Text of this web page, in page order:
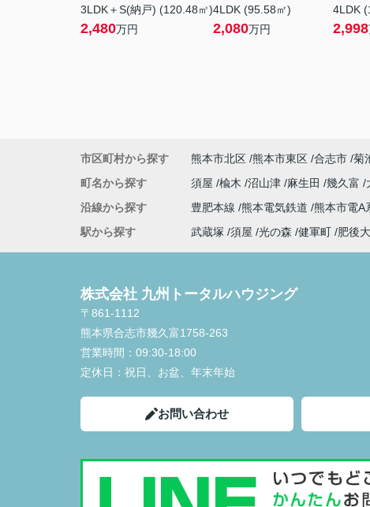
3LDK＋S(納戸) (120.48㎡)
2,480万円
4LDK (95.58㎡)
2,080万円
4LDK
2,998
市区町村から探す 熊本市北区 熊本市東区 合志市 菊
町名から探す
須屋 楡木 沼山津 麻生田 幾久富
沿線から探す
豊肥本線 熊本電気鉄道 熊本市電A
駅から探す
武蔵塚 須屋 光の森 健軍町 肥後
株式会社 九州トータルハウジング
〒861-1112
熊本県合志市幾久富1758-263
営業時間： 09:30-18:00
定休日： 祝日、お盆、年末年始
お問い合わせ